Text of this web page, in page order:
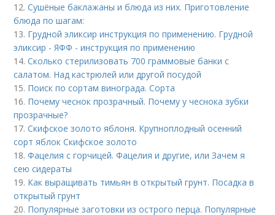
12.Сушёные баклажаны и блюда из них. Приготовление
блюда по шагам:
13. Грудной эликсир инструкция по применению. Грудной
эликсир - ЯФФ - инструкция по применению
14.Сколько стерилизовать 700 граммовые банки с
салатом. Над кастрюлей или другой посудой
15. Поиск по сортам винограда. Сорта
16. Почему чеснок прозрачный. Почему у чеснока зубки
прозрачные?
17.Скифское золото яблоня. Крупноплодный осенний
сорт яблок Скифское золото
18.Фацелия с горчицей. Фацелия и другие, или Зачем я
сею сидераты
19. Как выращивать тимьян в открытый грунт. Посадка в
открытый грунт
20. Популярные заготовки из острого перца. Популярные